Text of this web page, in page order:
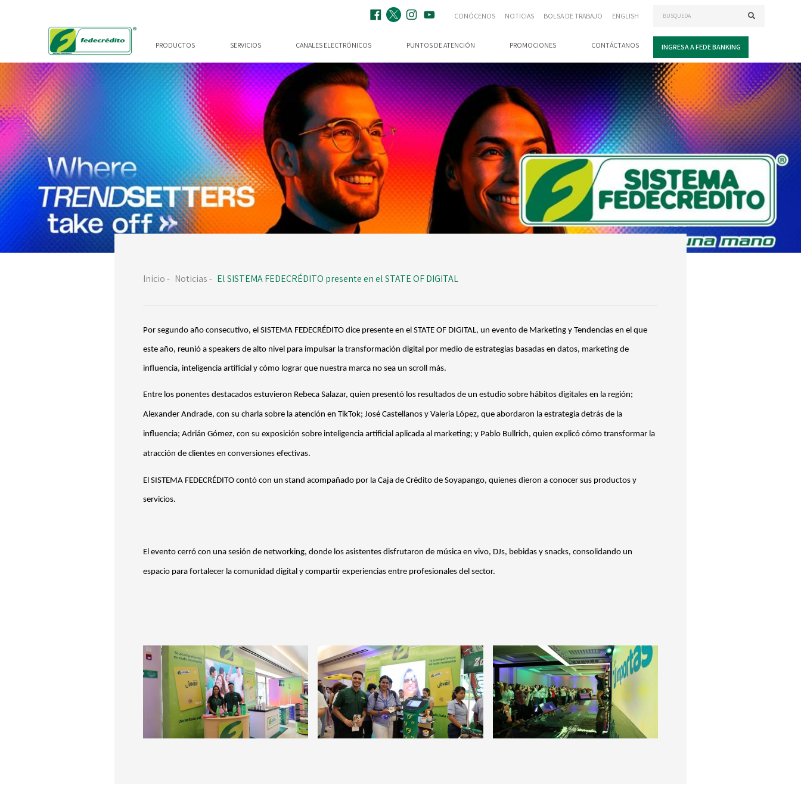
CONÓCENOS NOTICIAS BOLSA DE TRABAJO ENGLISH
PRODUCTOS SERVICIOS CANALES ELECTRÓNICOS PUNTOS DE ATENCIÓN PROMOCIONES CONTÁCTANOS INGRESA A FEDE BANKING
Inicio- Noticias- El SISTEMA FEDECRÉDITO presente en el STATE OF DIGITAL
Por segundo año consecutivo, el SISTEMA FEDECRÉDITO dice presente en el STATE OF DIGITAL, un evento de Marketing y Tendencias en el que
este año, reunió a speakers de alto nivel para impulsar la transformación digital por medio de estrategias basadas en datos, marketing de
influencia, inteligencia artificial y cómo lograr que nuestra marca no sea un scroll más.
Entre los ponentes destacados estuvieron Rebeca Salazar, quien presentó los resultados de un estudio sobre hábitos digitales en la región;
Alexander Andrade, con su charla sobre la atención en TikTok; José Castellanos y Valeria López, que abordaron la estrategia detrás de la
influencia; Adrián Gómez, con su exposición sobre inteligencia artificial aplicada al marketing; y Pablo Bullrich, quien explicó cómo transformar la
atracción de clientes en conversiones efectivas.
El SISTEMA FEDECRÉDITO contó con un stand acompañado por la Caja de Crédito de Soyapango, quienes dieron a conocer sus productos y
servicios.
El evento cerró con una sesión de networking, donde los asistentes disfrutaron de música en vivo, DJs, bebidas y snacks, consolidando un
espacio para fortalecer la comunidad digital y compartir experiencias entre profesionales del sector.